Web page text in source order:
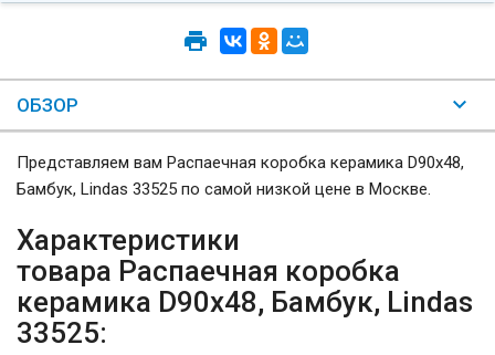
ОБЗОР
Представляем вам Распаечная коробка керамика D90х48,
Бамбук, Lindas 33525 по самой низкой цене в Москве.
Характеристики
товара Распаечная коробка
керамика D90х48, Бамбук, Lindas
33525: